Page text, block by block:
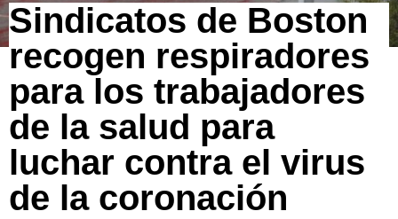
Sindicatos de Boston
recogen respiradores
para los trabajadores
de la salud para
luchar contra el virus
de la coronación